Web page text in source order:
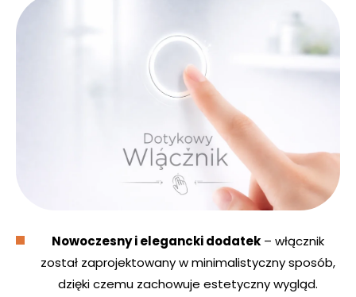
Nowoczesny i elegancki dodatek – włącznik
został zaprojektowany w minimalistyczny sposób,
dzięki czemu zachowuje estetyczny wygląd.